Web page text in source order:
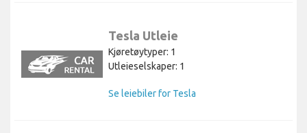
Tesla Utleie
Kjøretøytyper: 1
Utleieselskaper: 1
Se leiebiler for Tesla